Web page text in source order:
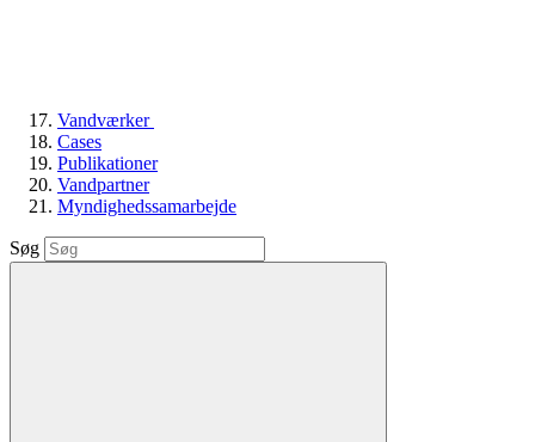
Vandværker
Cases
Publikationer
Vandpartner
Myndighedssamarbejde
Søg